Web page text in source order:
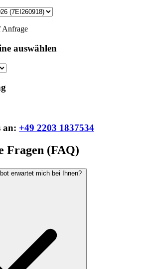
Anfrage
auswählen
an: +49 2203 1837534
Fragen (FAQ)
erwartet mich bei Ihnen?